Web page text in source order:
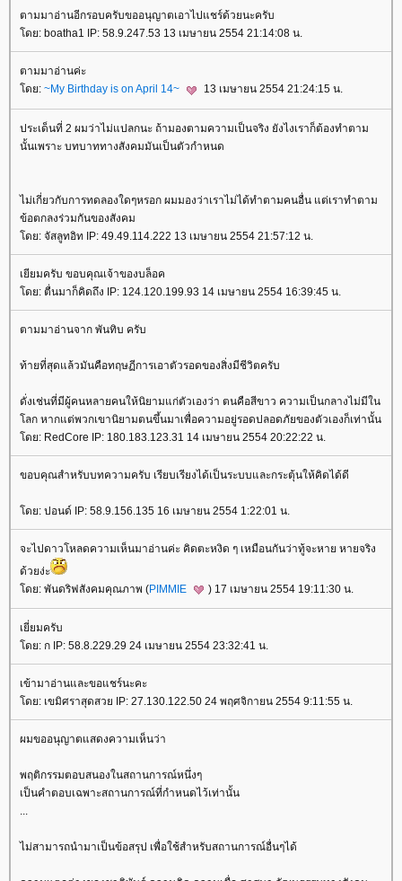
ตามมาอ่านอีกรอบครับขออนุญาตเอาไปแชร์ด้วยนะครับ
ดย: boatha1 IP: 58.9.247.53 13 เมษายน 2554 21:14:08 น.
ตามมาอ่านค่ะ
ดย: ~My Birthday is on April 14~ 13 เมษายน 2554 21:24:15 น.
ประเด็นที่ 2 ผมว่าไม่แปลกนะ ถ้ามองตามความเป็นจริง ยังไงเราก็ต้องทำตาม
นั้นเพราะ บทบาททางสังคมมันเป็นตัวกำหนด
ไม่เกี่ยวกับการทดลองใดๆหรอก ผมมองว่าเราไม่ได้ทำตามคนอื่น แต่เราทำตาม
ข้อตกลงร่วมกันของสังคม
ดย: จัสลูทอิท IP: 49.49.114.222 13 เมษายน 2554 21:57:12 น.
เยียมครับ ขอบคุณเจ้าของบล็อค
ดย: ตื่นมาก็คิดถึง IP: 124.120.199.93 14 เมษายน 2554 16:39:45 น.
ตามมาอ่านจาก พันทิบ ครับ
ท้ายที่สุดแล้วมันคือทฤษฏีการเอาตัวรอดของสิ่งมีชีวิตครับ
ดั่งเช่นที่มีผู้คนหลายคนให้นิยามแก่ตัวเองว่า ตนคือสีขาว ความเป็นกลางไม่มีใน
ลก หากแต่พวกเขานิยามตนขึ้นมาเพื่อความอยู่รอดปลอดภัยของตัวเองก็เท่านั้น
ดย: RedCore IP: 180.183.123.31 14 เมษายน 2554 20:22:22 น.
ขอบคุณสำหรับบทความครับ เรียบเรียงได้เป็นระบบและกระตุ้นให้คิดได้ดี
ดย: ปอนด์ IP: 58.9.156.135 16 เมษายน 2554 1:22:01 น.
จะไปดาวโหลดความเห็นมาอ่านค่ะ คิดตะหงิด ๆ เหมือนกันว่าทู้จะหาย หายจริง
ด้วยง่ะ
ดย: พันดริฟสังคมคุณภาพ (PIMMIE ) 17 เมษายน 2554 19:11:30 น.
เยี่ยมครับ
ดย: ก IP: 58.8.229.29 24 เมษายน 2554 23:32:41 น.
เข้ามาอ่านและขอแชร์นะคะ
ดย: เขมิศราสุดสวย IP: 27.130.122.50 24 พฤศจิกายน 2554 9:11:55 น.
ผมขออนุญาตแสดงความเห็นว่า
พฤติกรรมตอบสนองในสถานการณ์หนึ่งๆ
เป็นคำตอบเฉพาะสถานการณ์ที่กำหนดไว้เท่านั้น
...
ไม่สามารถนำมาเป็นข้อสรุป เพื่อใช้สำหรับสถานการณ์อื่นๆได้